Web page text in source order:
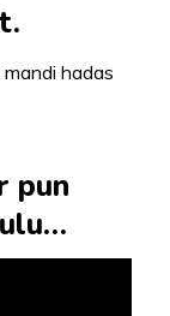
hadas
pun